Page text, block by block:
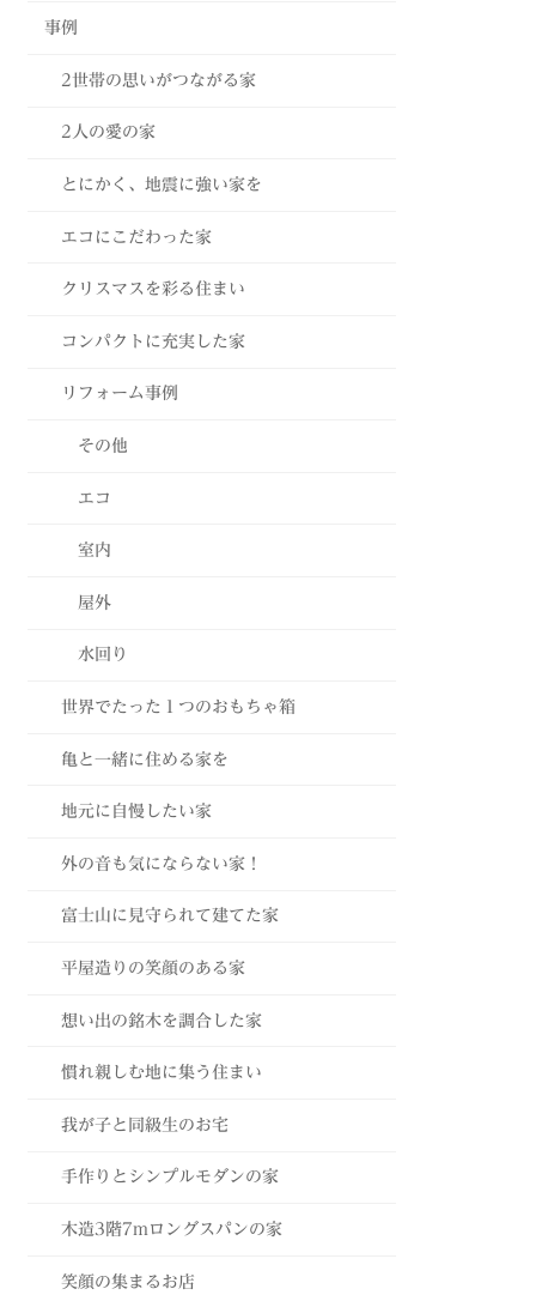
事例
2世帯の思いがつながる家
2人の愛の家
とにかく、地震に強い家を
エコにこだわった家
クリスマスを彩る住まい
コンパクトに充実した家
リフォーム事例
その他
エコ
室内
屋外
水回り
世界でたった１つのおもちゃ箱
亀と一緒に住める家を
地元に自慢したい家
外の音も気にならない家！
富士山に見守られて建てた家
平屋造りの笑顔のある家
想い出の銘木を調合した家
慣れ親しむ地に集う住まい
我が子と同級生のお宅
手作りとシンプルモダンの家
木造3階7mロングスパンの家
笑顔の集まるお店